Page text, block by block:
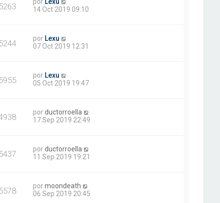
5263 por Lexu
14 Oct 2019 09:10
5244 por Lexu
07 Oct 2019 12:31
5955 por Lexu
05 Oct 2019 19:47
porductorroella
17 Sep 2019 22:49
5437 porductorroella
11 Sep 2019 19:21
5578 pormoondeath
06 Sep 2019 20:45